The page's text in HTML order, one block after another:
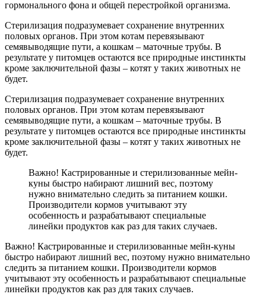
гормонального фона и общей перестройкой организма.
Стерилизация подразумевает сохранение внутренних
половых органов. При этом котам перевязывают
семявыводящие пути, а кошкам – маточные трубы. В
результате у питомцев остаются все природные инстинкты
кроме заключительной фазы – котят у таких животных не
будет.
Стерилизация подразумевает сохранение внутренних
половых органов. При этом котам перевязывают
семявыводящие пути, а кошкам – маточные трубы. В
результате у питомцев остаются все природные инстинкты
кроме заключительной фазы – котят у таких животных не
будет.
Важно! Кастрированные и стерилизованные мейн-
куны быстро набирают лишний вес, поэтому
нужно внимательно следить за питанием кошки.
Производители кормов учитывают эту
особенность и разрабатывают специальные
линейки продуктов как раз для таких случаев.
Важно! Кастрированные и стерилизованные мейн-куны
быстро набирают лишний вес, поэтому нужно внимательно
следить за питанием кошки. Производители кормов
учитывают эту особенность и разрабатывают специальные
линейки продуктов как раз для таких случаев.